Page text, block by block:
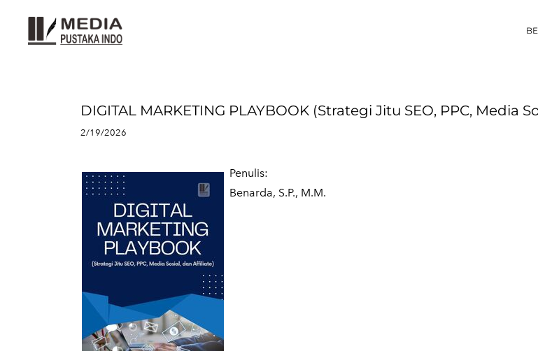
DIGITAL MARKETING PLAYBOOK (Strategi Jitu SEO, PPC, Media
2/19/2026
Penulis:
​Benarda, S.P., M.M.